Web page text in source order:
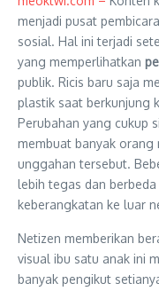
menjadi pusat
sosial. Hal ini terjadi
yang memperlihatkan
publik. Ricis baru saja
plastik saat berkunjung
Perubahan yang cukup
membuat banyak
unggahan tersebut.
lebih tegas dan
keberangkatan ke luar
Netizen memberikan
visual ibu satu anak ini
banyak pengikut